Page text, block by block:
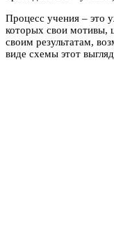
Процесс учения – это
которых свои мотивы,
своим результатам,
виде схемы этот